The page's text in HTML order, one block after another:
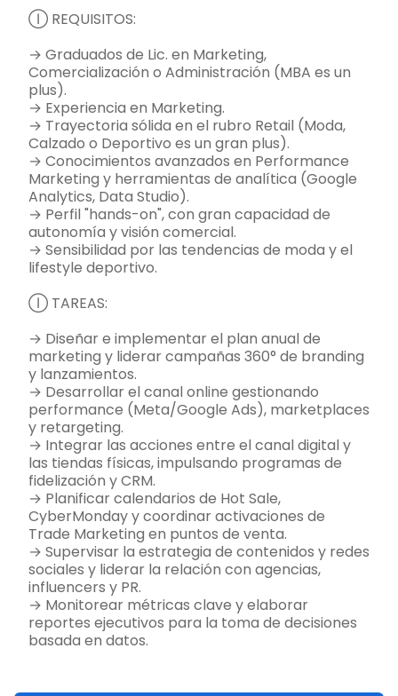
Ⓘ REQUISITOS:
→ Graduados de Lic. en Marketing,
Comercialización o Administración (MBA es un
plus).
→ Experiencia en Marketing.
→ Trayectoria sólida en el rubro Retail (Moda,
Calzado o Deportivo es un gran plus).
→ Conocimientos avanzados en Performance
Marketing y herramientas de analítica (Google
Analytics, Data Studio).
→ Perfil "hands-on", con gran capacidad de
autonomía y visión comercial.
→ Sensibilidad por las tendencias de moda y el
lifestyle deportivo.
Ⓘ TAREAS:
→ Diseñar e implementar el plan anual de
marketing y liderar campañas 360° de branding
y lanzamientos.
→ Desarrollar el canal online gestionando
performance (Meta/Google Ads), marketplaces
y retargeting.
→ Integrar las acciones entre el canal digital y
las tiendas físicas, impulsando programas de
fidelización y CRM.
→ Planificar calendarios de Hot Sale,
CyberMonday y coordinar activaciones de
Trade Marketing en puntos de venta.
→ Supervisar la estrategia de contenidos y redes
sociales y liderar la relación con agencias,
influencers y PR.
→ Monitorear métricas clave y elaborar
reportes ejecutivos para la toma de decisiones
basada en datos.